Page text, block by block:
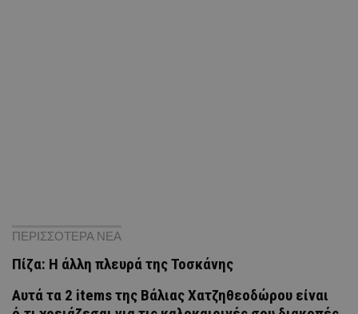
ΠΕΡΙΣΣΟΤΕΡΑ ΝΕΑ
Πίζα: Η άλλη πλευρά της Τοσκάνης
Αυτά τα 2 items της Βάλιας Χατζηθεοδώρου είναι